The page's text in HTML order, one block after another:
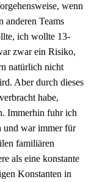
wenn
anderen Teams
ich wollte 13-
zwar ein Risiko,
natürlich nicht
Aber durch dieses
habe,
Immerhin fuhr ich
und war immer für
familiären
als eine konstante
Konstanten in